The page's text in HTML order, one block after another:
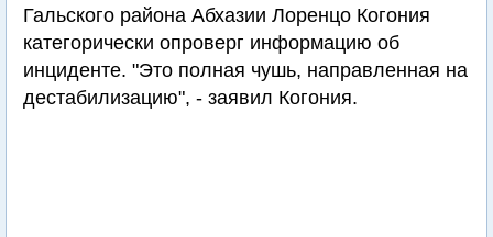
Гальского района Абхазии Лоренцо Когония
категорически опроверг информацию об
инциденте. "Это полная чушь, направленная на
дестабилизацию", - заявил Когония.